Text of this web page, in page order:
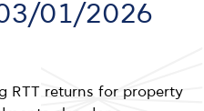
03/01/2026
RTT returns for property